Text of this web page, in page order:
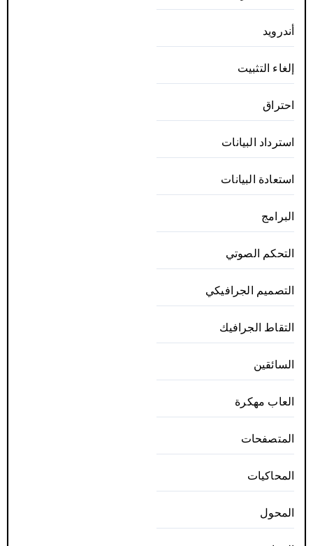
أندرويد
إلغاء التثبيت
احتراق
استرداد البيانات
استعادة البيانات
البرامج
التحكم الصوتي
التصميم الجرافيكي
التقاط الجرافيك
السائقين
العاب مهكرة
المتصفحات
المحاكيات
المحول